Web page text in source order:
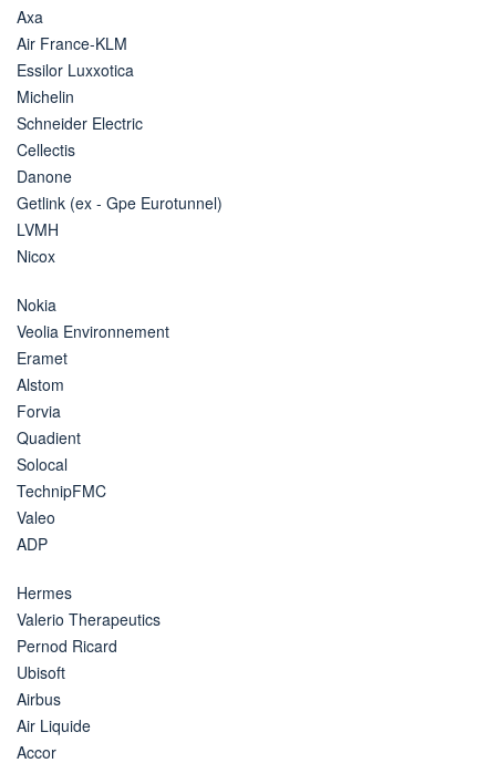
Axa
Air France-KLM
Essilor Luxxotica
Michelin
Schneider Electric
Cellectis
Danone
Getlink (ex - Gpe Eurotunnel)
LVMH
Nicox
Nokia
Veolia Environnement
Eramet
Alstom
Forvia
Quadient
Solocal
TechnipFMC
Valeo
ADP
Hermes
Valerio Therapeutics
Pernod Ricard
Ubisoft
Airbus
Air Liquide
Accor